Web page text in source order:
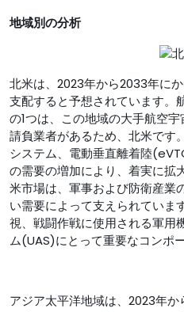
地域別の分析
北米は、2023年から2033年に
支配すると予想されています。
の1つは、この地域の大手航空
請負業者があるため、北米です
システム、電動垂直離着陸
の需要の増加により、着実に拡
米市場は、軍事および防衛産業
い需要によって支えられていま
視、戦闘作戦に使用される軍用
ム(UAS)にとって重要なコンポ
アジア太平洋地域は、2023年